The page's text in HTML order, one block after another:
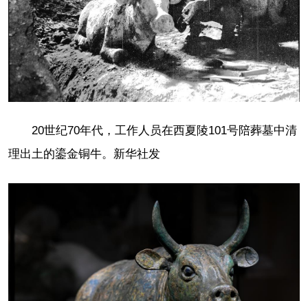
20世纪70年代，工作人员在西夏陵101号陪葬墓中清
理出土的鎏金铜牛。新华社发